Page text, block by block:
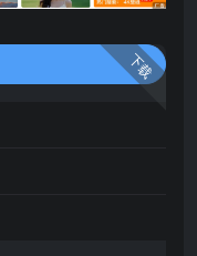
下载